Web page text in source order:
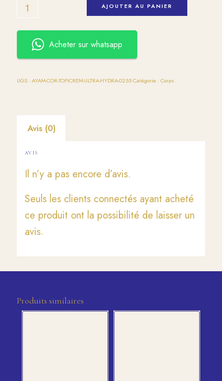
AJOUTER AU PANIER
Acheter sur whatsapp
UGS : AYAM-COR-TOPICREM-ULTRA-HYDRA-0255 Catégorie : Corps
Avis (0)
AVIS
Il n’y a pas encore d’avis.
Seuls les clients connectés ayant acheté
ce produit ont la possibilité de laisser un
avis.
Produits similaires